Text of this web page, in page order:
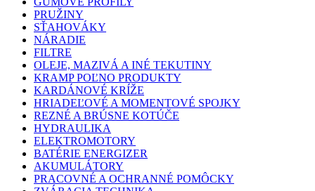
PRUŽINY
SŤAHOVÁKY
NÁRADIE
FILTRE
OLEJE, MAZIVÁ A INÉ TEKUTINY
KRAMP POĽNO PRODUKTY
KARDÁNOVÉ KRÍŽE
HRIADEĽOVÉ A MOMENTOVÉ SPOJKY
REZNÉ A BRÚSNE KOTÚČE
HYDRAULIKA
ELEKTROMOTORY
BATÉRIE ENERGIZER
AKUMULÁTORY
PRACOVNÉ A OCHRANNÉ POMÔCKY